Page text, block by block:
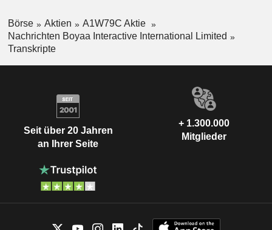
Börse Aktien
A1W79C Aktie
Nachrichten Boyaa Interactive International Limited
Transkripte
Seit über 20 Jahren
an Ihrer Seite
+ 1.300.000
Mitglieder